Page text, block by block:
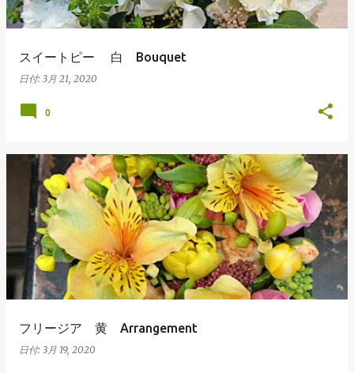
スイートピー 白 Bouquet
日付: 3月 21, 2020
0
フリージア 黄 Arrangement
日付: 3月 19, 2020